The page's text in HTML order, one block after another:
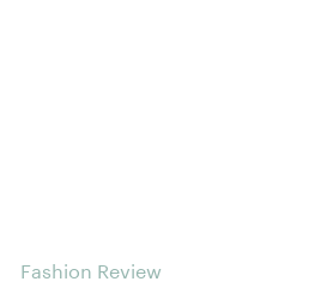
Fashion Review